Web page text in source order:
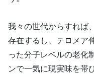
我々の世代からすれば
存在するし、テロメア
った分子レベルの老化
ンで一気に現実味を帯